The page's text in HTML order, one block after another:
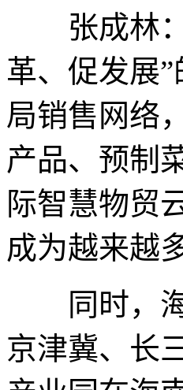
张成林：
革、促发展
局销售网络
产品、预制
际智慧物贸
成为越来越
同时，海
京津冀、长